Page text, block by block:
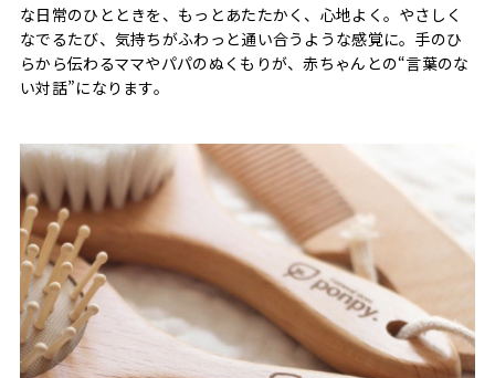
な日常のひとときを、もっとあたたかく、心地よく。やさしく
なでるたび、気持ちがふわっと通い合うような感覚に。手のひ
らから伝わるママやパパのぬくもりが、赤ちゃんとの“言葉のな
い対話”になります。